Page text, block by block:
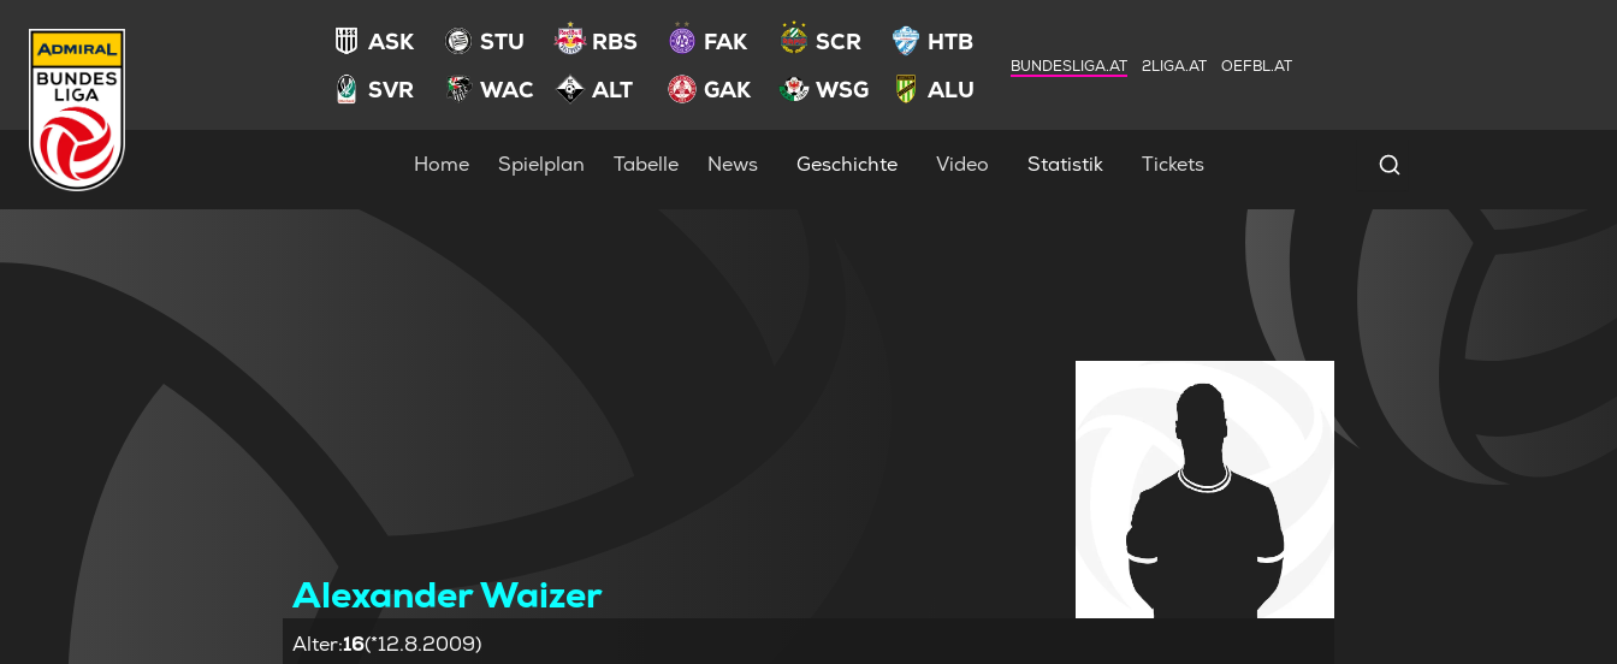
ASK STU RBS FAK SCR
HTB
SVR
WAC ALT GAK WSG ALU
BUNDESLIGA.AT 2LIGA.AT OEFBL.AT
Home Spielplan Tabelle News Geschichte Video Statistik Tickets Spielersuche
Alexander Waizer
Alter:16(*12.8.2009)